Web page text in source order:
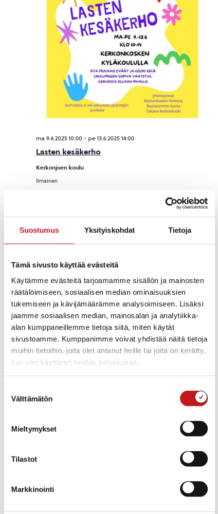
Suostumus Yksityiskohdat Tietoja
Tämä sivusto käyttää evästeitä
Käytämme evästeitä tarjoamamme sisällön ja mainosten
räätälöimiseen, sosiaalisen median ominaisuuksien
tukemiseen ja kävijämäärämme analysoimiseen. Lisäksi
jaamme sosiaalisen median, mainosalan ja analytiikka-
alan kumppaneillemme tietoja siitä, miten käytät
sivustoamme. Kumppanimme voivat yhdistää näitä tietoja
muihin tietoihin, joita olet antanut heille tai joita on kerätty,
kun olet käyttänyt heidän palvelujaan.
valinta
Välttämätön
Mieltymykset
Tilastot
Markkinointi
Lasten kesäkerho
ma 9.6.2025 10:00 - pe 13.6.2025 14:00
Kerkonjoen koulu
Ilmainen
LA
30
Kerkonkosken Seurala
SU